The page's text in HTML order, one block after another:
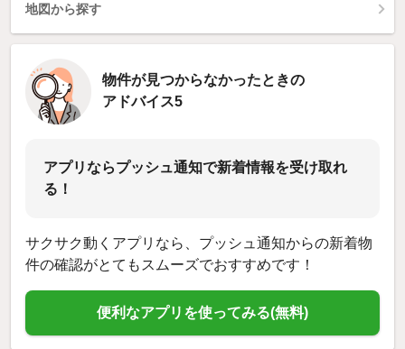
地図から探す
物件が見つからなかったときの
アドバイス5
アプリならプッシュ通知で新着情報を受け取れ
る！
サクサク動くアプリなら、プッシュ通知からの新着物
件の確認がとてもスムーズでおすすめです！
便利なアプリを使ってみる(無料)